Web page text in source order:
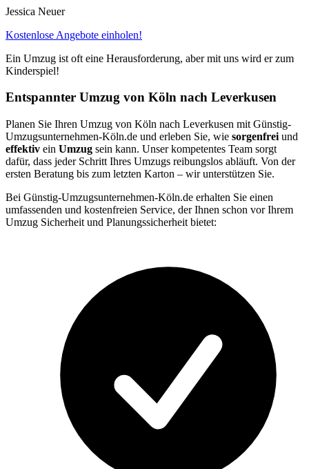
Jessica Neuer
Kostenlose Angebote einholen!
Ein Umzug ist oft eine Herausforderung, aber mit uns wird er zum
Kinderspiel!
Entspannter Umzug von Köln⁠ nach Leverkusen
Planen Sie Ihren Umzug von Köln⁠ nach Leverkusen mit Günstig-
Umzugsunternehmen-Köln.de und erleben Sie, wie sorgenfrei und
effektiv ein Umzug sein kann. Unser kompetentes Team sorgt
dafür, dass jeder Schritt Ihres Umzugs reibungslos abläuft. Von der
ersten Beratung bis zum letzten Karton – wir unterstützen Sie.
Bei Günstig-Umzugsunternehmen-Köln.de erhalten Sie einen
umfassenden und kostenfreien Service, der Ihnen schon vor Ihrem
Umzug Sicherheit und Planungssicherheit bietet: